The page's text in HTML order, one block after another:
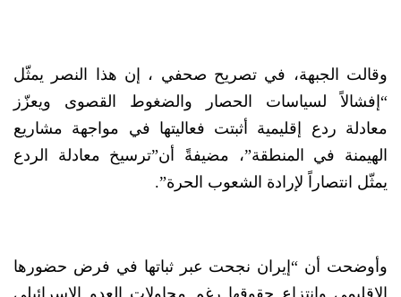
وقالت الجبهة، في تصريح صحفي ، إن هذا النصر يمثّل
“إفشالاً لسياسات الحصار والضغوط القصوى ويعزّز
معادلة ردع إقليمية أثبتت فعاليتها في مواجهة مشاريع
الهيمنة في المنطقة”، مضيفةً أن”ترسيخ معادلة الردع
يمثّل انتصاراً لإرادة الشعوب الحرة”.
وأوضحت أن “إيران نجحت عبر ثباتها في فرض حضورها
الإقليمي وانتزاع حقوقها رغم محاولات العدو الإسرائيلي